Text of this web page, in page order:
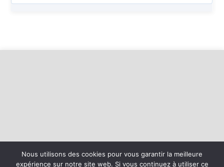
Nous utilisons des cookies pour vous garantir la meilleure
expérience sur notre site web. Si vous continuez à utiliser ce